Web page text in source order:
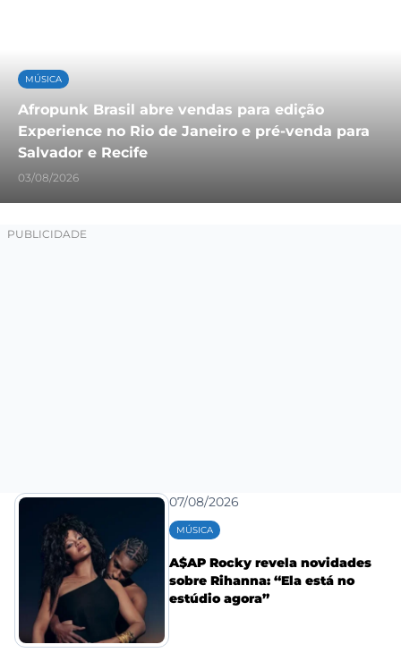
MÚSICA
Afropunk Brasil abre vendas para edição
Experience no Rio de Janeiro e pré-venda para
Salvador e Recife
03/08/2026
07/08/2026
MÚSICA
A$AP Rocky revela novidades
sobre Rihanna: “Ela está no
estúdio agora”